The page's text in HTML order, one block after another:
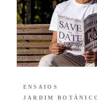
ENSAIOS
JARDIM